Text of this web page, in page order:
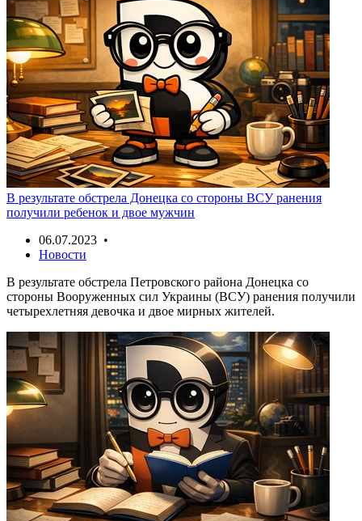
В результате обстрела Донецка со стороны ВСУ ранения
получили ребенок и двое мужчин
06.07.2023 •
Новости
В результате обстрела Петровского района Донецка со
стороны Вооруженных сил Украины (ВСУ) ранения получили
четырехлетняя девочка и двое мирных жителей.